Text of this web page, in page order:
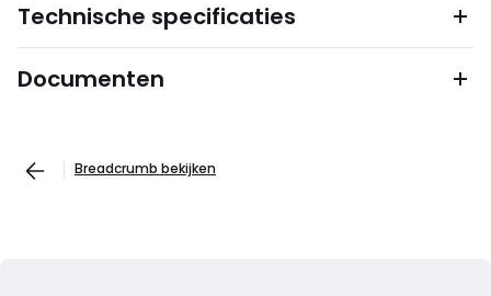
Technische specificaties
Documenten
Breadcrumb bekijken